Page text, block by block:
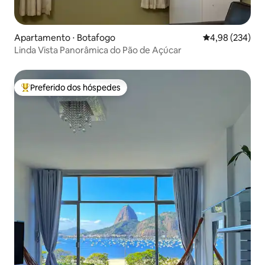
Apartamento ⋅ Botafogo 4,98 de uma
4,98 (234)
Linda Vista Panorâmica do Pão de Açúcar
Entre os melhores preferidos dos hóspedes
Preferido dos hóspedes